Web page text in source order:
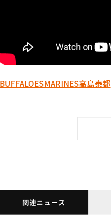
BUFFALOESMARINES高島泰都
関連ニュース